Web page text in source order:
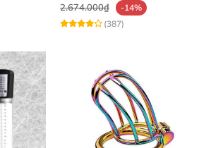
2.674.000₫
-14%
(387)